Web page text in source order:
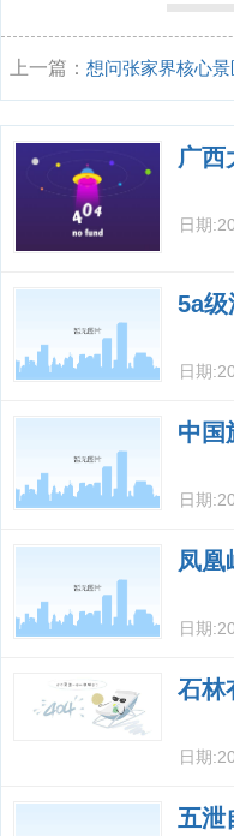
上一篇： 想问张家界核心
时间和交通攻略
广西
日期:
5a级
日期:
中国
日期:
凤凰
日期:
石林
日期:
五泄